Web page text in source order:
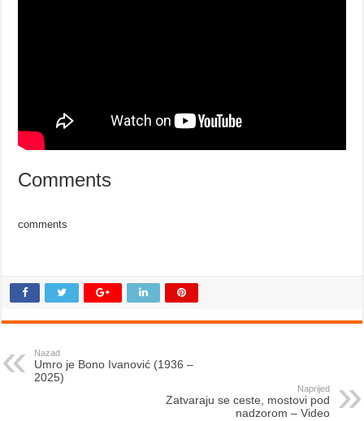
Comments
comments
Nazad
Umro je Bono Ivanović (1936 –
2025)
Naprijed
Zatvaraju se ceste, mostovi pod
nadzorom – Video